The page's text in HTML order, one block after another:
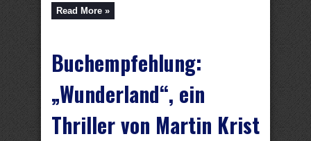
Read More »
Buchempfehlung:
„Wunderland“, ein
Thriller von Martin Krist